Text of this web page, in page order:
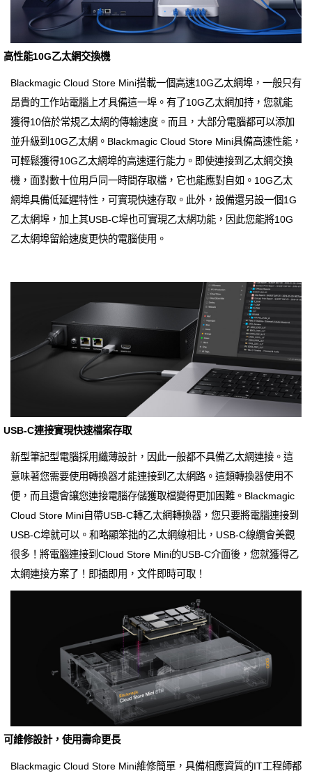
高性能10G乙太網交換機
Blackmagic Cloud Store Mini搭載一個高速10G乙太網埠，一般只有
昂貴的工作站電腦上才具備這一埠。有了10G乙太網加持，您就能
獲得10倍於常規乙太網的傳輸速度。而且，大部分電腦都可以添加
並升級到10G乙太網。Blackmagic Cloud Store Mini具備高速性能，
可輕鬆獲得10G乙太網埠的高速運行能力。即使連接到乙太網交換
機，面對數十位用戶同一時間存取檔，它也能應對自如。10G乙太
網埠具備低延遲特性，可實現快速存取。此外，設備還另設一個1G
乙太網埠，加上其USB-C埠也可實現乙太網功能，因此您能將10G
乙太網埠留給速度更快的電腦使用。
USB-C連接實現快速檔案存取
新型筆記型電腦採用纖薄設計，因此一般都不具備乙太網連接。這
意味著您需要使用轉換器才能連接到乙太網路。這類轉換器使用不
便，而且還會讓您連接電腦存儲獲取檔變得更加困難。Blackmagic
Cloud Store Mini自帶USB-C轉乙太網轉換器，您只要將電腦連接到
USB-C埠就可以。和略顯笨拙的乙太網線相比，USB-C線纜會美觀
很多！將電腦連接到Cloud Store Mini的USB-C介面後，您就獲得乙
太網連接方案了！即插即用，文件即時可取！
可維修設計，使用壽命更長
Blackmagic Cloud Store Mini維修簡單，具備相應資質的IT工程師都